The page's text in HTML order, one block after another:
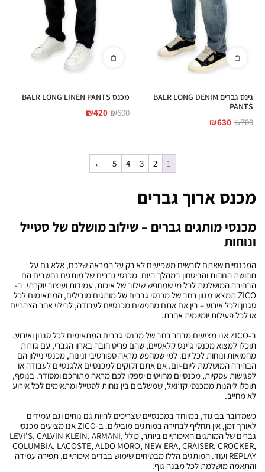
גינס גברים BALR LONG DENIM
PANTS
₪700
₪630
מכנס BALR LONG LINEN PANTS
₪600
₪420
1
2
3
4
5
←
מכנס ארוך גברים
מכנסי מותגים גברים – שילוב מושלם של סטייל
ונוחות
המכנסיים שאתם לובשים משפיעים לא רק על המראה שלכם, אלא גם על
תחושת הנוחות והביטחון במהלך היום. מכנסי גברים של מותגים נחשבים הם
הבחירה המושלמת לכל מי שמחפש שילוב של איכות, עמידות ועיצוב יוקרתי. ב-
ZICO תמצאו מגוון רחב של מכנסי גברים של מותגים מובילים, המתאימים לכל
סגנון ולכל אירוע – בין אם אתם מחפשים מכנסיים לעבודה, לבילוי אחר הצהריים
או לכל פעילות יומיומית אחרת.
ב-ZICO אנו מציעים מבחר רחב של מכנסי גברים המתאימים לכל סגנון ואירוע.
תוכלו למצוא מכנסי ג’ינס קלאסיים, שהם פריט חובה בארון הגברי, עם גזרות
מחמיאות ונוחות לכל יום. למי שמחפש מראה ספורטיבי ונינוח, מכנסי ניילון הם
הבחירה המושלמת ליום-יום. אם אתם זקוקים למכנסיים אלגנטיים לעבודה או
לפגישות עסקיות, מכנסיים מחויטים יספקו לכם מראה מתוחכם ומסודר. בנוסף,
תוכלו ליהנות ממכנסי קז’ואל, שמשלבים בין נוחות לסטייל ומתאימים לכל אירוע
לא מחייב.
כשמדובר בביגוד, במיוחד במכנסיים שצריכים להיות גם נוחים וגם עמידים
לאורך זמן, אין תחליף לבחירה במותגים מובילים. ב-ZICO אנו מציעים מכנסי
גברים של המותגים האיכותיים ביותר, כולל LEVI’S, CALVIN KLEIN, ARMANI,
COLUMBIA, LACOSTE, ALDO MORO, NEW ERA, CRAISER, CROCKER,
REPLAY ועוד. המותגים הללו מבטיחים שימוש בבדים איכותיים, תפירה עמידה
והתאמה מושלמת לכל מבנה גוף.